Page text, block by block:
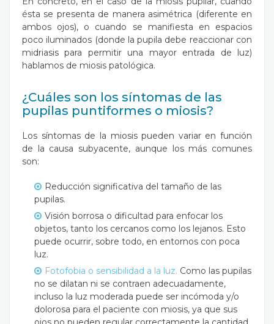
ésta se presenta de manera asimétrica (diferente en
ambos ojos), o cuando se manifiesta en espacios
poco iluminados (donde la pupila debe reaccionar con
midriasis para permitir una mayor entrada de luz)
hablamos de miosis patológica.
¿Cuáles son los síntomas de las
pupilas puntiformes o miosis?
Los síntomas de la miosis pueden variar en función
de la causa subyacente, aunque los más comunes
son:
Reducción significativa del tamaño de las
pupilas.
Visión borrosa o dificultad para enfocar los
objetos, tanto los cercanos como los lejanos. Esto
puede ocurrir, sobre todo, en entornos con poca
luz.
Fotofobia o sensibilidad a la luz. Como las pupilas
no se dilatan ni se contraen adecuadamente,
incluso la luz moderada puede ser incómoda y/o
dolorosa para el paciente con miosis, ya que sus